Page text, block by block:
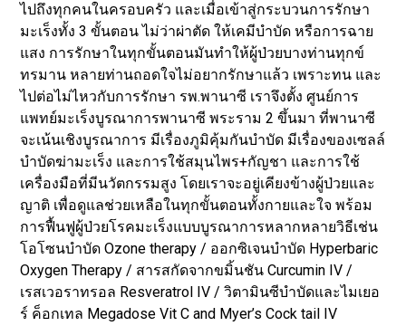
ไปถึงทุกคนในครอบครัว และเมื่อเข้าสู่กระบวนการรักษา
มะเร็งทั้ง 3 ขั้นตอน ไม่ว่าผ่าตัด ให้เคมีบำบัด หรือการฉาย
แสง การรักษาในทุกขั้นตอนมันทำให้ผู้ป่วยบางท่านทุกข์
ทรมาน หลายท่านถอดใจไม่อยากรักษาแล้ว เพราะทน และ
ไปต่อไม่ไหวกับการรักษา รพ.พานาซี เราจึงตั้ง ศูนย์การ
แพทย์มะเร็งบูรณาการพานาซี พระราม 2 ขึ้นมา ที่พานาซี
จะเน้นเชิงบูรณาการ มีเรื่องภูมิคุ้มกันบำบัด มีเรื่องของเซลล์
บำบัดฆ่ามะเร็ง และการใช้สมุนไพร+กัญชา และการใช้
เครื่องมือที่มีนวัตกรรมสูง โดยเราจะอยู่เคียงข้างผู้ป่วยและ
ญาติ เพื่อดูแลช่วยเหลือในทุกขั้นตอนทั้งกายและใจ พร้อม
การฟื้นฟูผู้ป่วยโรคมะเร็งแบบบูรณาการหลากหลายวิธีเช่น
โอโซนบำบัด Ozone therapy / ออกซิเจนบำบัด Hyperbaric
Oxygen Therapy / สารสกัดจากขมิ้นชัน Curcumin IV /
เรสเวอราทรอล Resveratrol IV / วิตามินซีบำบัดและไมเยอ
ร์ ค็อกเทล Megadose Vit C and Myer’s Cock tail IV